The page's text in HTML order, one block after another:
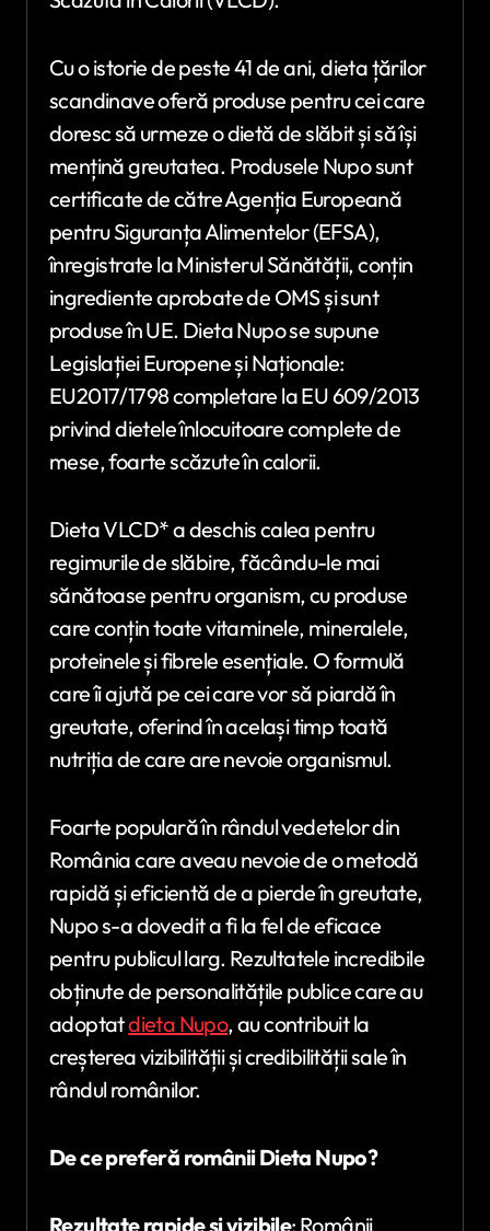
Cu o istorie de peste 41 de ani, dieta țărilor
scandinave oferă produse pentru cei care
doresc să urmeze o dietă de slăbit și să își
mențină greutatea. Produsele Nupo sunt
certificate de către Agenția Europeană
pentru Siguranța Alimentelor (EFSA),
înregistrate la Ministerul Sănătății, conțin
ingrediente aprobate de OMS și sunt
produse în UE. Dieta Nupo se supune
Legislației Europene și Naționale:
EU2017/1798 completare la EU 609/2013
privind dietele înlocuitoare complete de
mese, foarte scăzute în calorii.
Dieta VLCD* a deschis calea pentru
regimurile de slăbire, făcându-le mai
sănătoase pentru organism, cu produse
care conțin toate vitaminele, mineralele,
proteinele și fibrele esențiale. O formulă
care îi ajută pe cei care vor să piardă în
greutate, oferind în același timp toată
nutriția de care are nevoie organismul.
Foarte populară în rândul vedetelor din
România care aveau nevoie de o metodă
rapidă și eficientă de a pierde în greutate,
Nupo s-a dovedit a fi la fel de eficace
pentru publicul larg. Rezultatele incredibile
obținute de personalitățile publice care au
adoptatdieta Nupo, au contribuit la
creșterea vizibilității și credibilității sale în
rândul românilor.
De ce preferă românii Dieta Nupo?
Rezultate rapide și vizibile: Românii